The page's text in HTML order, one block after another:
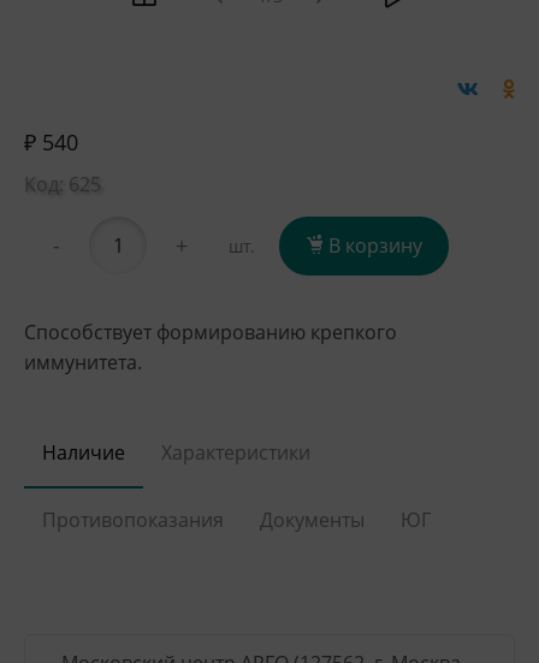
₽ 540
Код: 625
- + шт. В корзину
Способствует формированию крепкого
иммунитета.
Наличие Характеристики
Противопоказания Документы ЮГ